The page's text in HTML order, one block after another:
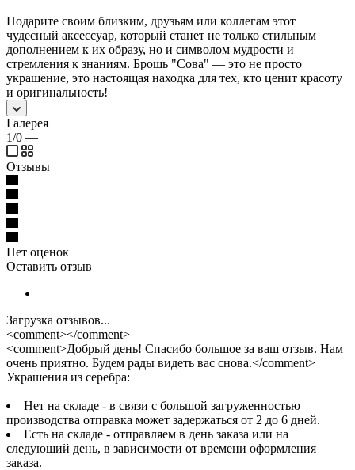
Подарите своим близким, друзьям или коллегам этот
чудесный аксессуар, который станет не только стильным
дополнением к их образу, но и символом мудрости и
стремления к знаниям. Брошь "Сова" — это не просто
украшение, это настоящая находка для тех, кто ценит красоту
и оригинальность!
Галерея
1/0 —
Отзывы
Нет оценок
Оставить отзыв
Загрузка отзывов...
<comment></comment>
<comment>Добрый день! Спасибо большое за ваш отзыв. Нам
очень приятно. Будем рады видеть вас снова.</comment>
Украшения из серебра:
Нет на складе - в связи с большой загруженностью
производства отправка может задержаться от 2 до 6 дней.
Есть на складе - отправляем в день заказа или на
следующий день, в зависимости от времени оформления
заказа.